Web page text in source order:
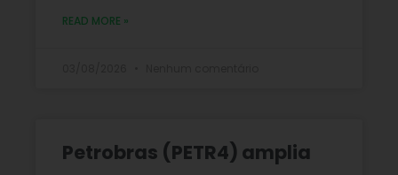
READ MORE »
Petrobras (PETR4) amplia